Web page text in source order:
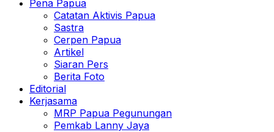
Pena Papua
Catatan Aktivis Papua
Sastra
Cerpen Papua
Artikel
Siaran Pers
Berita Foto
Editorial
Kerjasama
MRP Papua Pegunungan
Pemkab Lanny Jaya